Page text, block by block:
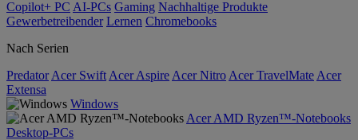
Copilot+ PC AI-PCs Gaming Nachhaltige Produkte
Gewerbetreibender Lernen Chromebooks
Nach Serien
Predator Acer Swift Acer Aspire Acer Nitro Acer TravelMate Acer
Extensa
Windows
Acer AMD Ryzen™-Notebooks
Desktop-PCs